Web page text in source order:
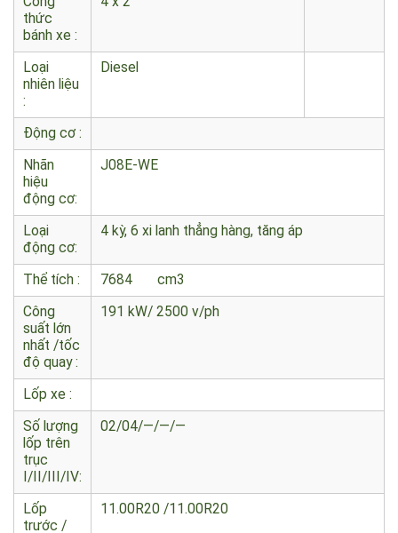
Số trục :
Công
thức
bánh xe :
4 x 2
Loại
nhiên liệu
:
Diesel
Động cơ :
Nhãn
hiệu
động cơ:
J08E-WE
Loại
động cơ:
4 kỳ, 6 xi lanh thẳng hàng, tăng áp
Thể tích :
Công
suất lớn
nhất /tốc
độ quay :
Lốp xe :
lốp trên
trục